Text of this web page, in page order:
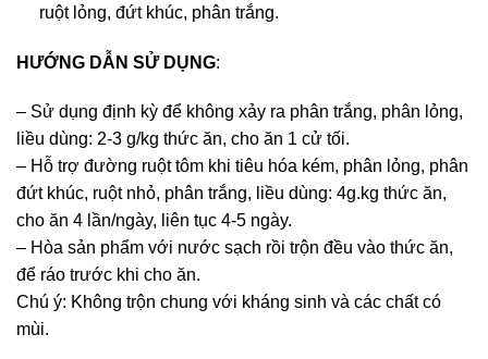
ruột lỏng, đứt khúc, phân trắng.
HƯỚNG DẪN SỬ DỤNG:
– Sử dụng định kỳ để không xảy ra phân trắng, phân lỏng,
liều dùng: 2-3 g/kg thức ăn, cho ăn 1 cử tối.
– Hỗ trợ đường ruột tôm khi tiêu hóa kém, phân lỏng, phân
đứt khúc, ruột nhỏ, phân trắng, liều dùng: 4g.kg thức ăn,
cho ăn 4 lần/ngày, liên tục 4-5 ngày.
– Hòa sản phẩm với nước sạch rồi trộn đều vào thức ăn,
để ráo trước khi cho ăn.
Chú ý: Không trộn chung với kháng sinh và các chất có
mùi.